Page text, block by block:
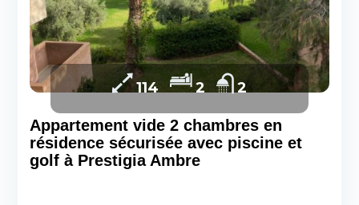
Appartement vide 2 chambres en
résidence sécurisée avec piscine et
golf à Prestigia Ambre
114 2 2